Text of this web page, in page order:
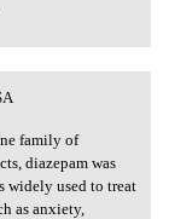
family of
diazepam was
widely used to treat
as anxiety,